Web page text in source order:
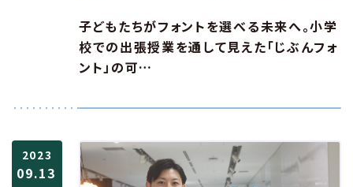
子どもたちがフォントを選べる未来へ。小学
校での出張授業を通して見えた「じぶんフォ
ント」の可…
2023
09.13